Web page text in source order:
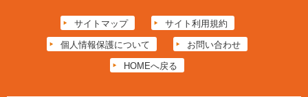
サイトマップ サイト利用規約
個人情報保護について お問い合わせ
HOMEへ戻る